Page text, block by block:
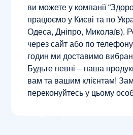
ви можете у компанії
працюємо у Києві та по
Одеса, Дніпро, Миколаїв).
через сайт або по
годин ми доставимо
Будьте певні – наша
вам та вашим клієнтам!
переконуйтесь у цьому